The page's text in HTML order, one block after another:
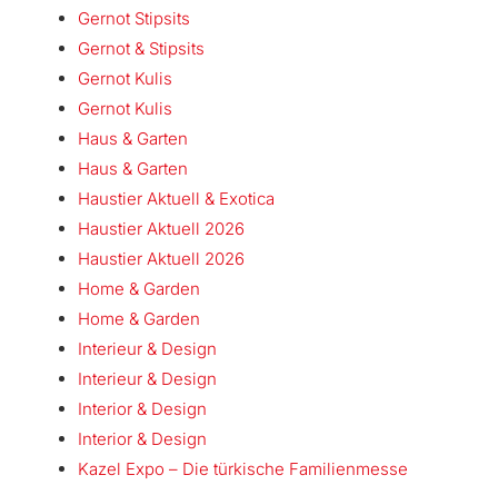
Gernot Stipsits
Gernot & Stipsits
Gernot Kulis
Gernot Kulis
Haus & Garten
Haus & Garten
Haustier Aktuell & Exotica
Haustier Aktuell 2026
Haustier Aktuell 2026
Home & Garden
Home & Garden
Interieur & Design
Interieur & Design
Interior & Design
Interior & Design
Kazel Expo – Die türkische Familienmesse